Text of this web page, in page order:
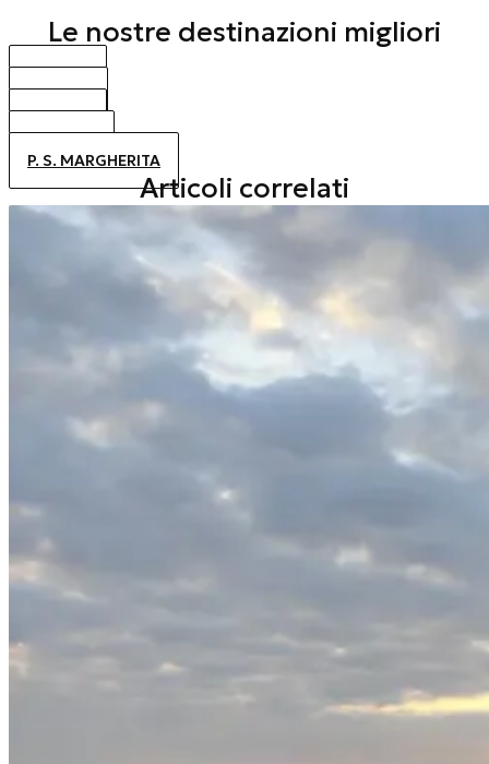
Le nostre destinazioni migliori
BIBIONE
CAORLE
JESOLO
ALTANEA
P. S. MARGHERITA
Articoli correlati